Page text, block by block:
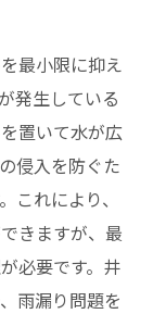
最小限に抑え
発生している
置いて水が広
侵入を防ぐた
これにより、
きますが、最
必要です。井
雨漏り問題を